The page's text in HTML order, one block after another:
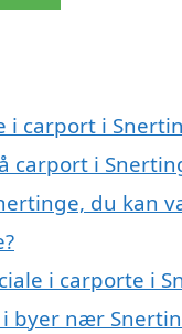
i carport i
carport i
du kan
i carporte i
byer nær